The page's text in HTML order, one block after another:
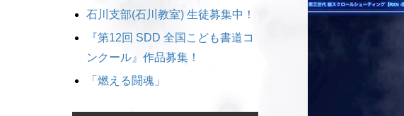
石川支部(石川教室) 生徒募集中！
『第12回 SDD 全国こども書道コ
ンクール』作品募集！
「燃える闘魂」